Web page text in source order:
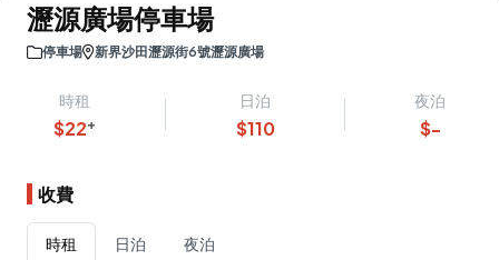
瀝源廣場停車場
停車場 新界沙田瀝源街6號瀝源廣場
時租
$22+
日泊
$110
夜泊
$-
收費
時租 日泊 夜泊